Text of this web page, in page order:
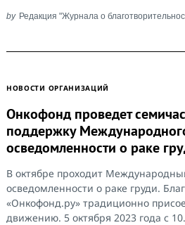
by Редакция "Журнала о
НОВОСТИ ОРГАНИЗАЦИЙ
Онкофонд проведет
поддержку
осведомленности о раке
В октябре проходит
осведомленности о раке груди.
«Онкофонд.ру» традиционно
движению. 5 октября 2023 года с